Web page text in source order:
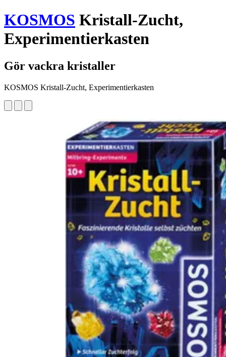
KOSMOS Kristall-Zucht,
Experimentierkasten
Gör vackra kristaller
KOSMOS Kristall-Zucht, Experimentierkasten